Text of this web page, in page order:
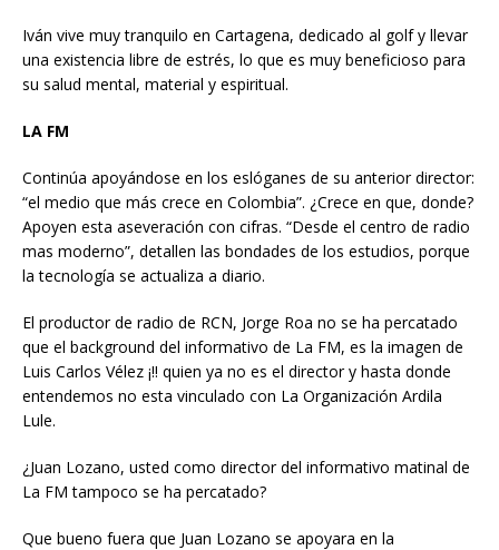
Iván vive muy tranquilo en Cartagena, dedicado al golf y llevar
una existencia libre de estrés, lo que es muy beneficioso para
su salud mental, material y espiritual.
LA FM
Continúa apoyándose en los eslóganes de su anterior director:
“el medio que más crece en Colombia”. ¿Crece en que, donde?
Apoyen esta aseveración con cifras. “Desde el centro de radio
mas moderno”, detallen las bondades de los estudios, porque
la tecnología se actualiza a diario.
El productor de radio de RCN, Jorge Roa no se ha percatado
que el background del informativo de La FM, es la imagen de
Luis Carlos Vélez ¡!! quien ya no es el director y hasta donde
entendemos no esta vinculado con La Organización Ardila
Lule.
¿Juan Lozano, usted como director del informativo matinal de
La FM tampoco se ha percatado?
Que bueno fuera que Juan Lozano se apoyara en la